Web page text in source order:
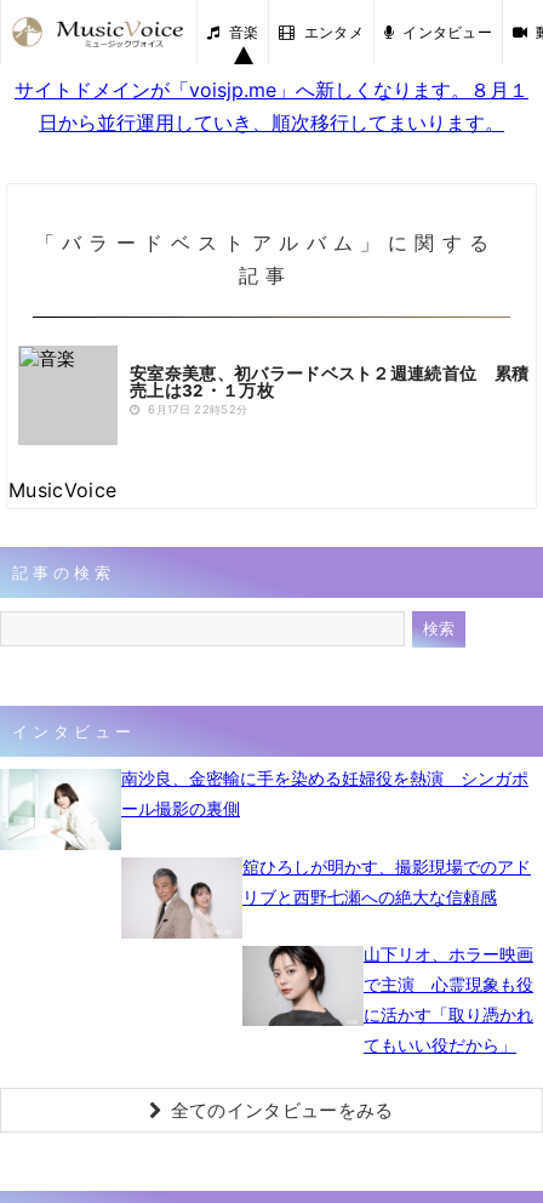
音楽 エンタメ インタビュー
サイトドメインが「voisjp.me」へ新しくなります。８月１
日から並行運用していき、順次移行してまいります。
「バラードベストアルバム」に関する
記事
安室奈美恵、初バラードベスト２週連続首位 累積
売上は32・１万枚
6月17日 22時52分
MusicVoice
記事の検索
インタビュー
南沙良、金密輸に手を染める妊婦役を熱演 シンガポ
ール撮影の裏側
舘ひろしが明かす、撮影現場でのアド
リブと西野七瀬への絶大な信頼感
山下リオ、ホラー映画
で主演 心霊現象も役
に活かす「取り憑かれ
てもいい役だから」
全てのインタビューをみる